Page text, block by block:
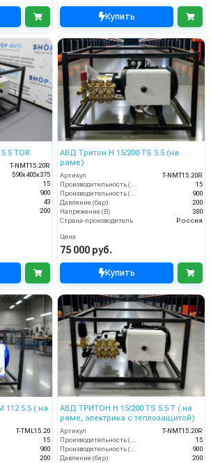
Купить
TOR
T-NMT15.20R
590х405х375
15
900
43
200
АВД Тритон Н 15/200 TS 5.5 (на
раме)
Артикул
T-NMT15.20R
15
900
Давление (бар)
200
Напряжение (В)
380
Страна-производитель
Россия
Цена
75 000 руб.
Купить
112 5.5 ( на
T-TML15.20
15
900
200
АВД ТРИТОН H 15/200 TS 5.5 T ( на
раме, электрика с теплозащитой)
Артикул
T-NMT15.20R
Производительность (л/мин)
15
Производительность (л/ч)
900
Давление (бар)
200